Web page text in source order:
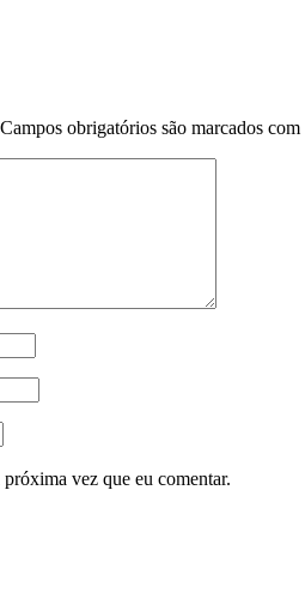
Campos obrigatórios são marcados com
vez que eu comentar.